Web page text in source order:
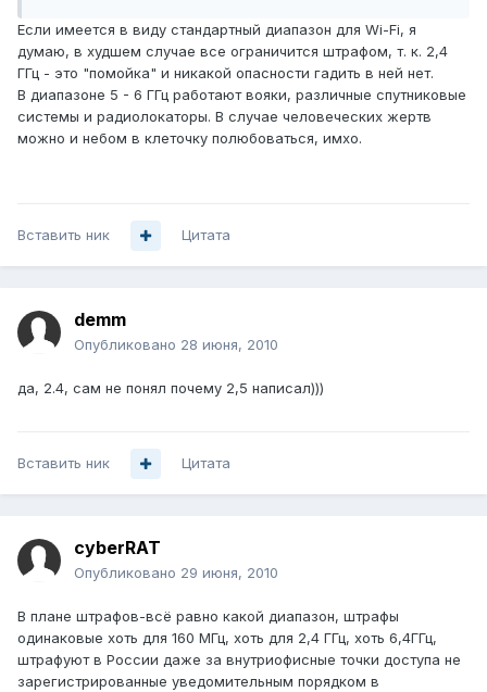
Если имеется в виду стандартный диапазон для Wi-Fi, я
думаю, в худшем случае все ограничится штрафом, т. к. 2,4
ГГц - это "помойка" и никакой опасности гадить в ней нет.
В диапазоне 5 - 6 ГГц работают вояки, различные спутниковые
системы и радиолокаторы. В случае человеческих жертв
можно и небом в клеточку полюбоваться, имхо.
Вставить ник Цитата
demm
Опубликовано 28 июня, 2010
да, 2.4, сам не понял почему 2,5 написал)))
Вставить ник Цитата
cyberRAT
Опубликовано 29 июня, 2010
В плане штрафов-всё равно какой диапазон, штрафы
одинаковые хоть для 160 МГц, хоть для 2,4 ГГц, хоть 6,4ГГц,
штрафуют в России даже за внутриофисные точки доступа не
зарегистрированные уведомительным порядком в